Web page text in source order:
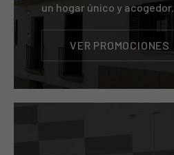
un hogar único y acogedor.
VER PROMOCIONES